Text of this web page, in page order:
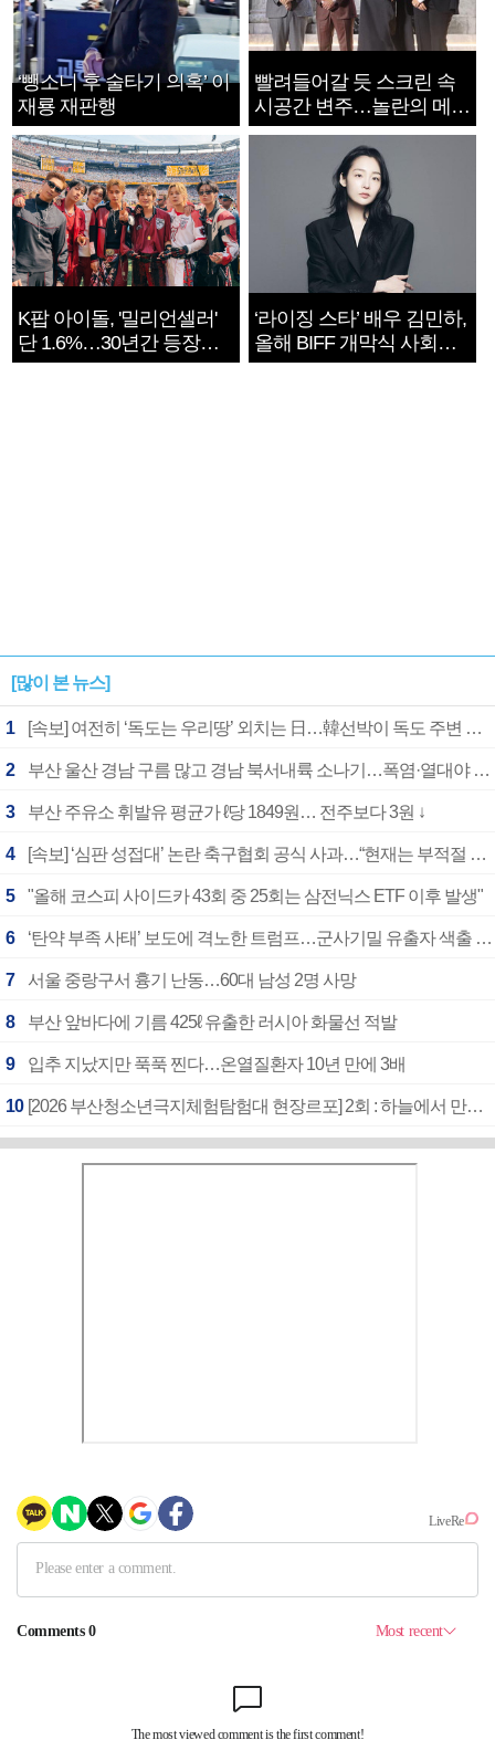
‘뺑소니 후 술타기 의혹’ 이
재룡 재판행
빨려들어갈 듯 스크린 속
시공간 변주…놀란의 메시
지는 ‘전쟁 속죄’
K팝 아이돌, '밀리언셀러'
단 1.6%…30년간 등장
1182개팀 전수조사
‘라이징 스타’ 배우 김민하,
올해 BIFF 개막식 사회자
확정
[많이 본 뉴스]
1 [속보] 여전히 ‘독도는 우리땅’ 외치는 日…韓선박이 독도 주변 해양조사 활동하자 반발
2 부산 울산 경남 구름 많고 경남 북서내륙 소나기…폭염·열대야 계속
3 부산 주유소 휘발유 평균가 ℓ당 1849원… 전주보다 3원 ↓
4 [속보] ‘심판 성접대’ 논란 축구협회 공식 사과…“현재는 부적절 행위 없어”
5 "올해 코스피 사이드카 43회 중 25회는 삼전닉스 ETF 이후 발생"
6 ‘탄약 부족 사태’ 보도에 격노한 트럼프…군사기밀 유출자 색출 지시
7 서울 중랑구서 흉기 난동…60대 남성 2명 사망
8 부산 앞바다에 기름 425ℓ 유출한 러시아 화물선 적발
9 입추 지났지만 푹푹 찐다…온열질환자 10년 만에 3배
10 [2026 부산청소년극지체험탐험대 현장르포] 2회 : 하늘에서 만난 얼음의 나라